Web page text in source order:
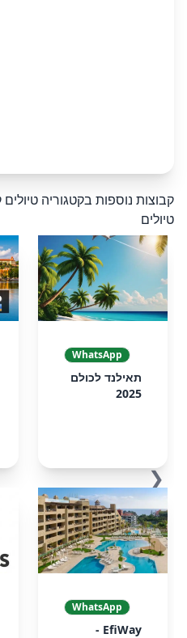
קבוצות נוספות בקטגוריה טיולים
טיולים
❮
WhatsApp
תאילנד לכולם
2025
WhatsApp
EfiWay -